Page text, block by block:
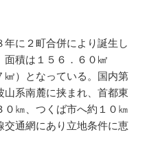
に２町合併により誕生し
面積は１５６．６０㎢
㎢）となっている。国内第
山系南麓に挟まれ、首都東
㎞、つくば市へ約１０㎞
交通網にあり立地条件に恵